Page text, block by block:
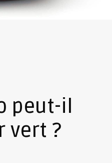
peut-il
vert ?